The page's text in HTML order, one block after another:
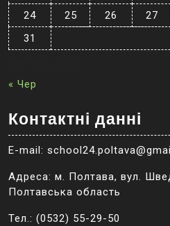
24
25 26 27
31
« Чер
Контактні данні
E-mail:
Адреса: м. Полтава, вул.
Полтавська область
Тел.: (0532) 55-29-50